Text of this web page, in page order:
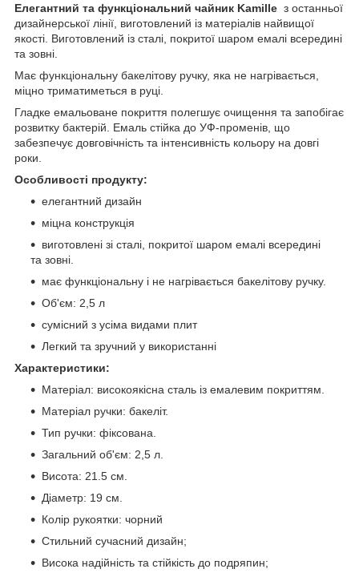
Елегантний та функціональний чайник Kamille з останньої
дизайнерської лінії, виготовлений із матеріалів найвищої
якості. Виготовлений із сталі, покритої шаром емалі всередині
та зовні.
Має функціональну бакелітову ручку, яка не нагрівається,
міцно триматиметься в руці.
Гладке емальоване покриття полегшує очищення та запобігає
розвитку бактерій. Емаль стійка до УФ-променів, що
забезпечує довговічність та інтенсивність кольору на довгі
роки.
Особливості продукту:
елегантний дизайн
міцна конструкція
виготовлені зі сталі, покритої шаром емалі всередині
та зовні.
має функціональну і не нагрівається бакелітову ручку.
Об'єм: 2,5 л
сумісний з усіма видами плит
Легкий та зручний у використанні
Характеристики:
Матеріал: високоякісна сталь із емалевим покриттям.
Матеріал ручки: бакеліт.
Тип ручки: фіксована.
Загальний об'єм: 2,5 л.
Висота: 21.5 см.
Діаметр: 19 см.
Колір рукоятки: чорний
Стильний сучасний дизайн;
Висока надійність та стійкість до подряпин;